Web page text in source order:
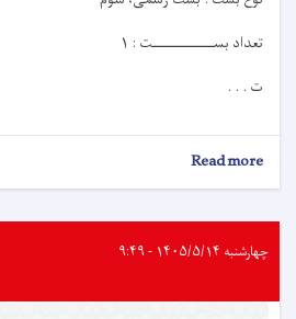
تعداد بســــــــــــــت : ۱
ت . . .
Read more
اعلان
چهارشنبه ۱۴۰۵/۵/۱۴ - ۹:۴۹